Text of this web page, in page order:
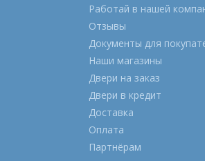
Работай в нашей
Отзывы
Документы для
Наши магазины
Двери на заказ
Двери в кредит
Доставка
Оплата
Партнёрам